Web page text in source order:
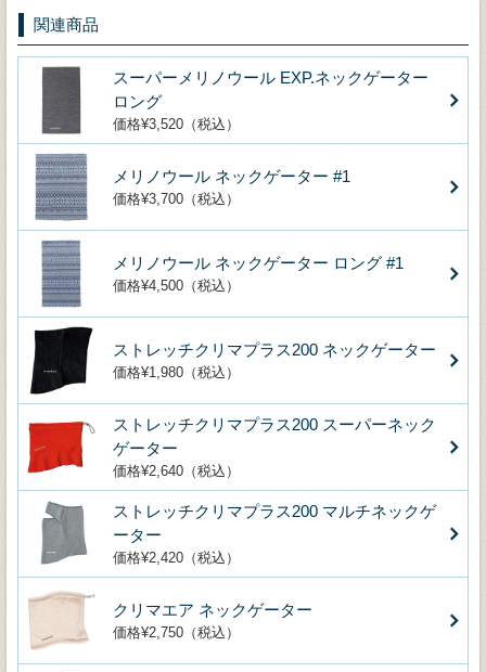
関連商品
スーパーメリノウール EXP.ネックゲーター
ロング
価格¥3,520（税込）
メリノウール ネックゲーター #1
価格¥3,700（税込）
メリノウール ネックゲーター ロング #1
価格¥4,500（税込）
ストレッチクリマプラス200 ネックゲーター
価格¥1,980（税込）
ストレッチクリマプラス200 スーパーネック
ゲーター
価格¥2,640（税込）
ストレッチクリマプラス200 マルチネックゲ
ーター
価格¥2,420（税込）
クリマエア ネックゲーター
価格¥2,750（税込）